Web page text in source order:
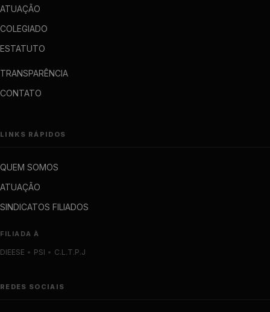
ATUAÇÃO
COLEGIADO
ESTATUTO
TRANSPARÊNCIA
CONTATO
LINKS RÁPIDOS
QUEM SOMOS
ATUAÇÃO
SINDICATOS FILIADOS
FILIADA À
DIEESE • PSI • C.L.T.P.J
REDES SOCIAIS